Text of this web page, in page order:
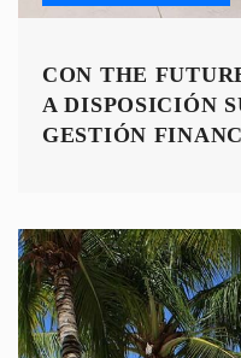
CON THE
A DISPOSICIÓN
GESTIÓN